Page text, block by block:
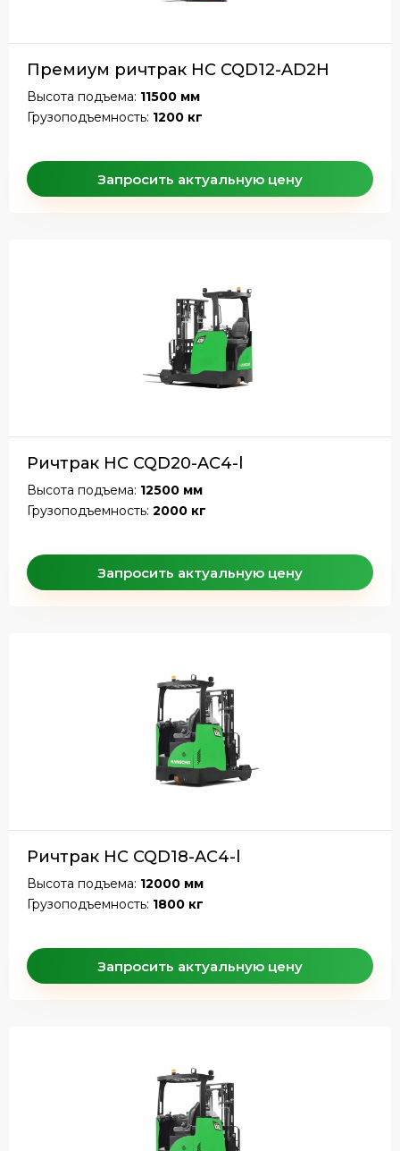
Премиум ричтрак HC CQD12-AD2H
Высота подъема: 11500 мм
Грузоподъемность: 1200 кг
Запросить актуальную цену
Ричтрак HC CQD20-AC4-l
Высота подъема: 12500 мм
Грузоподъемность: 2000 кг
Запросить актуальную цену
Ричтрак HC CQD18-AC4-l
Высота подъема: 12000 мм
Грузоподъемность: 1800 кг
Запросить актуальную цену